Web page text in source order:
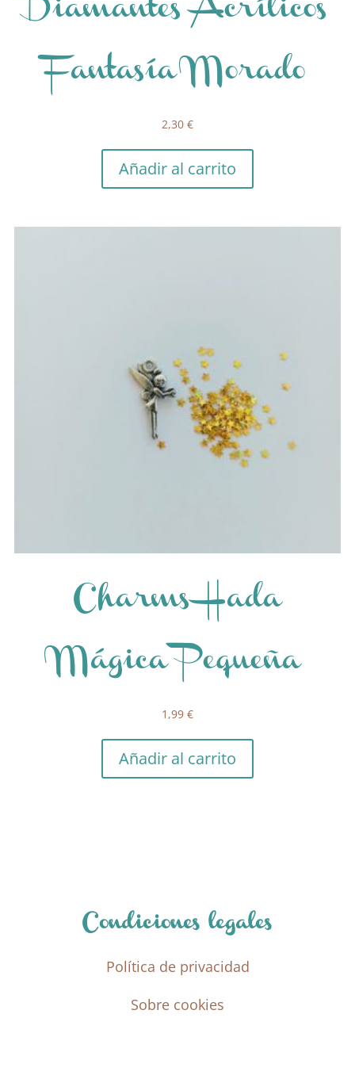
Diamantes Acrílicos
Fantasía Morado
2,30 €
Añadir al carrito
Charms Hada
Mágica Pequeña
1,99 €
Añadir al carrito
Condiciones legales
Política de privacidad
Sobre cookies